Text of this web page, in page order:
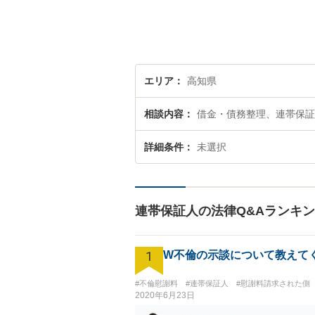
エリア 高知県
相談内容 借金・債務整理、連帯保証
詳細条件 未選択
連帯保証人の法律Q&Aランキ
1 W不倫の示談について教えて
#不倫慰謝料 #連帯保証人 #慰謝料請求された側
2020年6月23日